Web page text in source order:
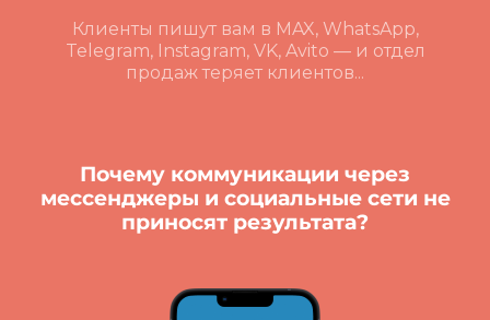
Клиенты пишут вам в MAX, WhatsApp,
Telegram, Instagram, VK, Avito — и отдел
продаж теряет клиентов...
Почему коммуникации через
мессенджеры и социальные сети не
приносят результата?